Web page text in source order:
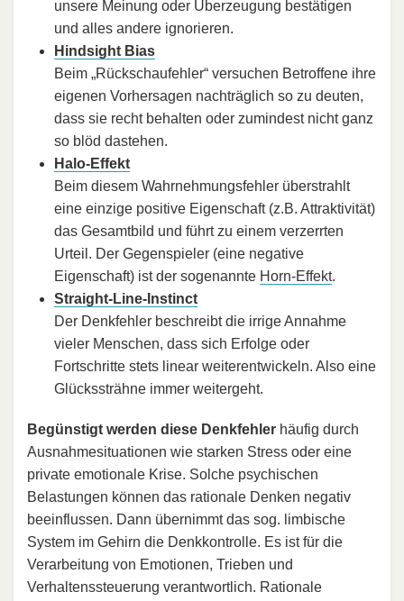
unsere Meinung oder Überzeugung bestätigen
und alles andere ignorieren.
Hindsight Bias
Beim „Rückschaufehler“ versuchen Betroffene ihre
eigenen Vorhersagen nachträglich so zu deuten,
dass sie recht behalten oder zumindest nicht ganz
so blöd dastehen.
Halo-Effekt
Beim diesem Wahrnehmungsfehler überstrahlt
eine einzige positive Eigenschaft (z.B. Attraktivität)
das Gesamtbild und führt zu einem verzerrten
Urteil. Der Gegenspieler (eine negative
Eigenschaft) ist der sogenannte Horn-Effekt.
Straight-Line-Instinct
Der Denkfehler beschreibt die irrige Annahme
vieler Menschen, dass sich Erfolge oder
Fortschritte stets linear weiterentwickeln. Also eine
Glückssträhne immer weitergeht.
Begünstigt werden diese Denkfehler häufig durch
Ausnahmesituationen wie starken Stress oder eine
private emotionale Krise. Solche psychischen
Belastungen können das rationale Denken negativ
beeinflussen. Dann übernimmt das sog. limbische
System im Gehirn die Denkkontrolle. Es ist für die
Verarbeitung von Emotionen, Trieben und
Verhaltenssteuerung verantwortlich. Rationale